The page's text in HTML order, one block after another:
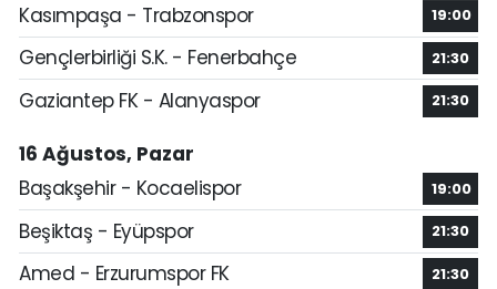
Kasımpaşa - Trabzonspor 19:00
Gençlerbirliği S.K. - Fenerbahçe 21:30
Gaziantep FK - Alanyaspor 21:30
16 Ağustos, Pazar
Başakşehir - Kocaelispor
19:00
Beşiktaş - Eyüpspor 21:30
Amed - Erzurumspor FK 21:30